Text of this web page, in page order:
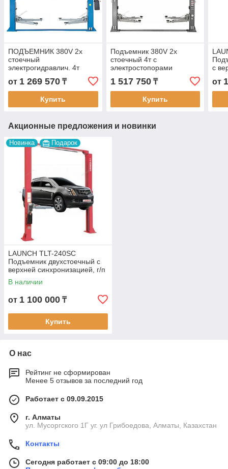
ПОДЪЕМНИК 380V 2х
стоечный
электрогидравлич. 4т
от 1 269 570 ₸
Купить
Подъемник 380V 2х
стоечный 4т с
электростопорами
1 517 750₸
Купить
с
от
Акционные предложения и новинки
Новинка Подарок
LAUNCH TLT-240SC
Подъемник двухстоечный с
верхней синхронизацией, г/п
4т.
В наличии
от 1 100 000 ₸
Купить
О нас
Рейтинг не сформирован
Менее 5 отзывов за последний год
Работает с 09.09.2015
г. Алматы
ул. Мусоргского 1Г уг. ул Грибоедова, Алматы, Казахстан
Контакты
Сегодня работает с 09:00 до 18:00